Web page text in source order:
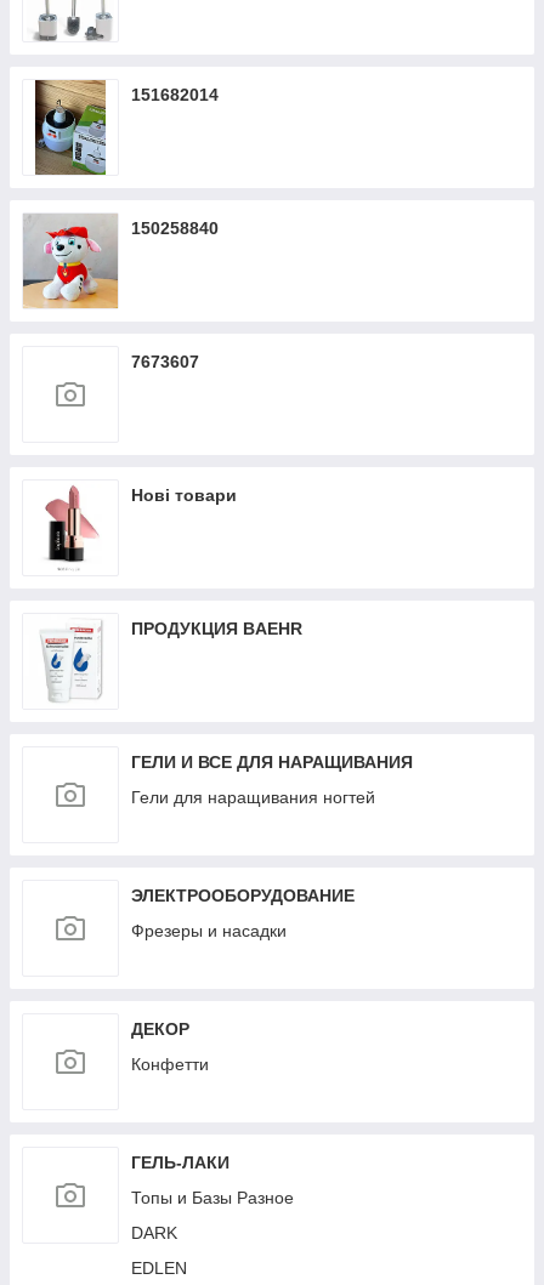
151682014
150258840
7673607
Нові товари
ПРОДУКЦИЯ BAEHR
ГЕЛИ И ВСЕ ДЛЯ НАРАЩИВАНИЯ
Гели для наращивания ногтей
ЭЛЕКТРООБОРУДОВАНИЕ
Фрезеры и насадки
ДЕКОР
Конфетти
ГЕЛЬ-ЛАКИ
Топы и Базы Разное
DARK
EDLEN